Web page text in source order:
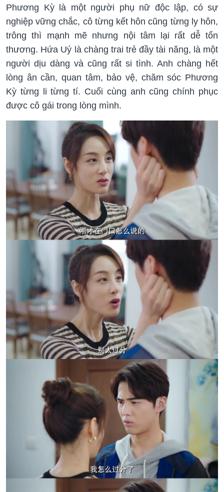
Phương Kỳ là một người phụ nữ độc lập, có sự
nghiệp vững chắc, cô từng kết hôn cũng từng ly hôn,
trông thì mạnh mẽ nhưng nội tâm lại rất dễ tổn
thương. Hứa Uý là chàng trai trẻ đầy tài năng, là một
người dịu dàng và cũng rất si tình. Anh chàng hết
lòng ân cần, quan tâm, bảo vệ, chăm sóc Phương
Kỳ từng li từng tí. Cuối cùng anh cũng chính phục
được cô gái trong lòng mình.